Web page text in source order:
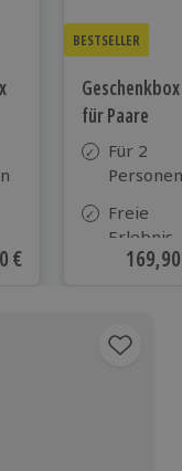
Preis
€
BESTSELLER
Geschenkbox
für Paare
Für 2
Personen
Freie
Erlebnis-
Auswahl